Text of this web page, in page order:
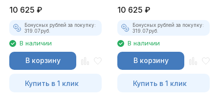
10 625 ₽
Бонусных рублей за покупку:
319.07руб.
В наличии
В корзину
Купить в 1 клик
10 625 ₽
Бонусных рублей за покупку:
319.07руб.
В наличии
В корзину
Купить в 1 клик